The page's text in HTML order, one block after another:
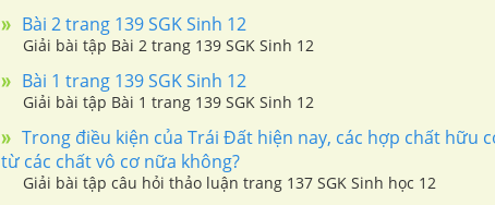
Bài 2 trang 139 SGK Sinh 12
Giải bài tập Bài 2 trang 139 SGK Sinh 12
Bài 1 trang 139 SGK Sinh 12
Giải bài tập Bài 1 trang 139 SGK Sinh 12
Trong điều kiện của Trái Đất hiện nay, các hợp chất hữu
từ các chất vô cơ nữa không?
Giải bài tập câu hỏi thảo luận trang 137 SGK Sinh học 12